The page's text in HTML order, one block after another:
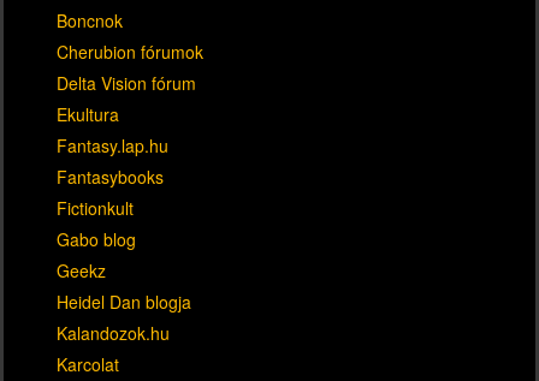
Boncnok
Cherubion fórumok
Delta Vision fórum
Ekultura
Fantasy.lap.hu
Fantasybooks
Fictionkult
Gabo blog
Geekz
Heidel Dan blogja
Kalandozok.hu
Karcolat